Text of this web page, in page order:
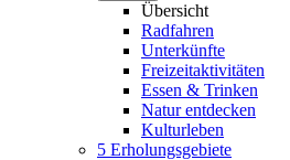
Übersicht
Radfahren
Unterkünfte
Freizeitaktivitäten
Essen & Trinken
Natur entdecken
Kulturleben
5 Erholungsgebiete